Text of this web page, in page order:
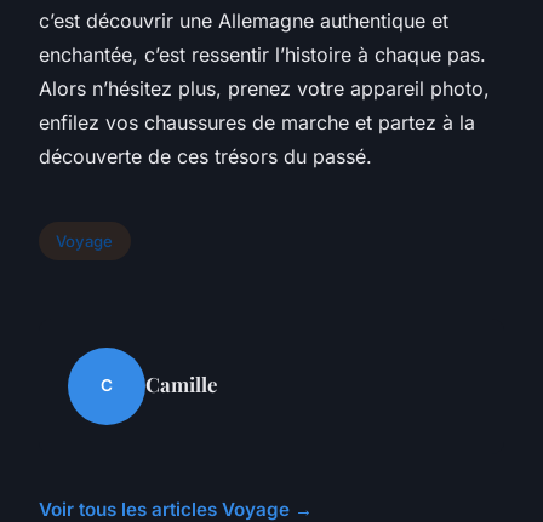
c’est découvrir une Allemagne authentique et
enchantée, c’est ressentir l’histoire à chaque pas.
Alors n’hésitez plus, prenez votre appareil photo,
enfilez vos chaussures de marche et partez à la
découverte de ces trésors du passé.
Voyage
C Camille
Voir tous les articles Voyage →